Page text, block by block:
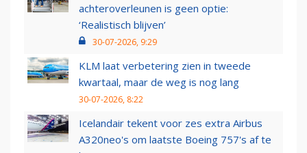
achteroverleunen is geen optie:
‘Realistisch blijven’
30-07-2026, 9:29
KLM laat verbetering zien in tweede
kwartaal, maar de weg is nog lang
30-07-2026, 8:22
Icelandair tekent voor zes extra Airbus
A320neo's om laatste Boeing 757's af te